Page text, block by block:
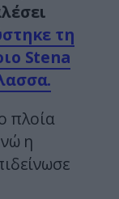
τη
Stena
πλοία
η